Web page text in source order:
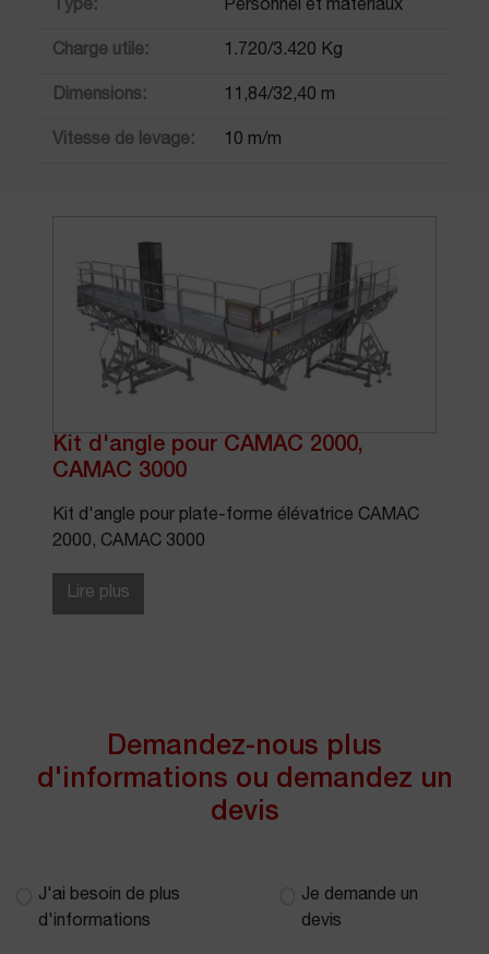
Type: Personnel et matériaux
Charge utile: 1.720/3.420 Kg
Dimensions: 11,84/32,40 m
Vitesse de levage: 10 m/m
Kit d'angle pour CAMAC 2000,
CAMAC 3000
Kit d'angle pour plate-forme élévatrice CAMAC
2000, CAMAC 3000
Lire plus
Demandez-nous plus
d'informations ou demandez un
devis
J'ai besoin de plus
d'informations
Je demande un
devis